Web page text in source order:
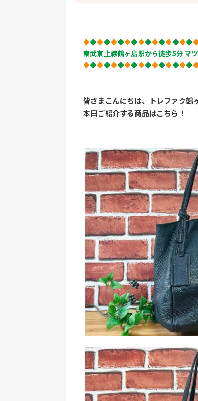
◆◆◆◆◆◆◆◆◆◆◆◆◆◆◆◆
東武東上線鶴ヶ島駅から徒歩5分 マ
◆◆◆◆◆◆◆◆◆◆◆◆◆◆◆◆
皆さまこんにちは、トレファク鶴
本日ご紹介する商品はこちら！